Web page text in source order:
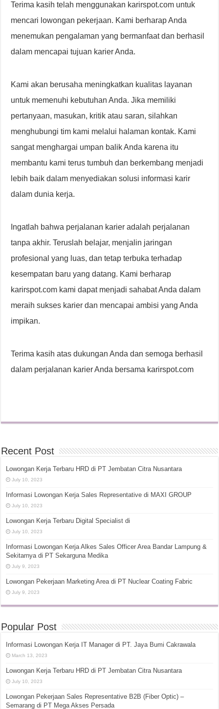
Terima kasih telah menggunakan karirspot.com untuk
mencari lowongan pekerjaan. Kami berharap Anda
menemukan pengalaman yang bermanfaat dan berhasil
dalam mencapai tujuan karier Anda.
Kami akan berusaha meningkatkan kualitas layanan
untuk memenuhi kebutuhan Anda. Jika memiliki
pertanyaan, masukan, kritik atau saran, silahkan
menghubungi tim kami melalui halaman kontak. Kami
sangat menghargai umpan balik Anda karena itu
membantu kami terus tumbuh dan berkembang menjadi
lebih baik dalam menyediakan solusi informasi karir
dalam dunia kerja.
Ingatlah bahwa perjalanan karier adalah perjalanan
tanpa akhir. Teruslah belajar, menjalin jaringan
profesional yang luas, dan tetap terbuka terhadap
kesempatan baru yang datang. Kami berharap
karirspot.com kami dapat menjadi sahabat Anda dalam
meraih sukses karier dan mencapai ambisi yang Anda
impikan.
Terima kasih atas dukungan Anda dan semoga berhasil
dalam perjalanan karier Anda bersama karirspot.com
Recent Post
Lowongan Kerja Terbaru HRD di PT Jembatan Citra Nusantara
July 10, 2023
Informasi Lowongan Kerja Sales Representative di MAXI GROUP
July 10, 2023
Lowongan Kerja Terbaru Digital Specialist di
July 10, 2023
Informasi Lowongan Kerja Alkes Sales Officer Area Bandar Lampung &
Sekitarnya di PT Sekarguna Medika
July 9, 2023
Lowongan Pekerjaan Marketing Area di PT Nuclear Coating Fabric
July 9, 2023
Popular Post
Informasi Lowongan Kerja IT Manager di PT. Jaya Bumi Cakrawala
March 13, 2023
Lowongan Kerja Terbaru HRD di PT Jembatan Citra Nusantara
July 10, 2023
Lowongan Pekerjaan Sales Representative B2B (Fiber Optic) –
Semarang di PT Mega Akses Persada